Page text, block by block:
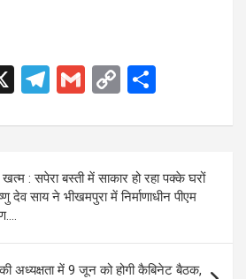
X
T
e
a
G
ail
C
py
Li
n
ar
: सपेरा बस्ती में साकार हो रहा पक्के घरों
देव साय ने भीखमपुरा में निर्माणाधीन पीएम
अध्यक्षता में 9 जून को होगी कैबिनेट बैठक,